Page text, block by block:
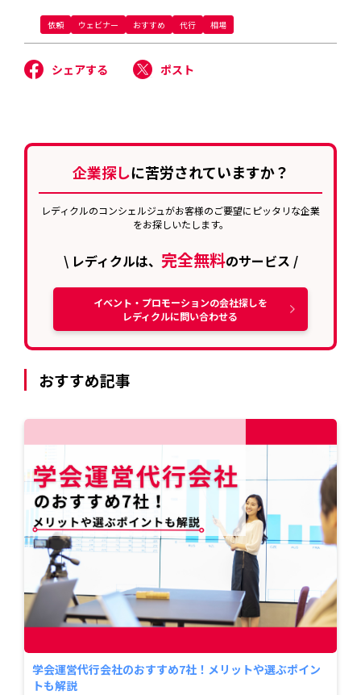
依頼 ウェビナー おすすめ 代行 相場
シェアする ポスト
企業探しに苦労されていますか？
レディクルのコンシェルジュがお客様のご要望にピッタリな企業
をお探しいたします。
\ レディクルは、 完全無料のサービス /
イベント・プロモーションの会社探しを
レディクルに問い合わせる
おすすめ記事
学会運営代行会社のおすすめ7社！メリットや選ぶポイン
トも解説